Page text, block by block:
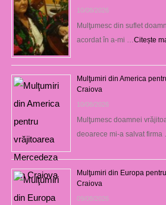
10/08/2026
Mulţumesc din suflet
acordat în a-mi …Citește
Mulţumiri din America
Craiova
10/08/2026
Mulţumesc doamnei
deoarece mi-a salvat firma
Mulţumiri din Europa
Craiova
09/08/2026